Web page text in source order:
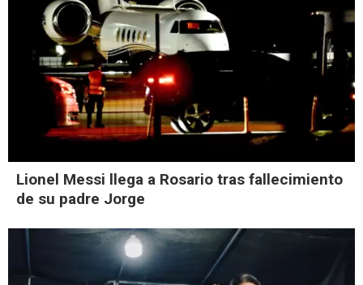
Lionel Messi llega a Rosario tras fallecimiento
de su padre Jorge